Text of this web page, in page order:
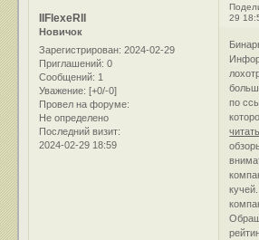
29
IIFlexeRII
Новичок
Зарегистрирован: 2024-02-29
Приглашений: 0
Сообщений: 1
Уважение: [+0/-0]
Провел на форуме:
Не определено
Последний визит:
2024-02-29 18:59
по